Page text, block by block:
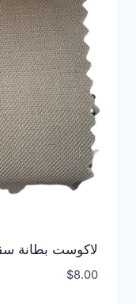
لاكوست بطانة
$8.00